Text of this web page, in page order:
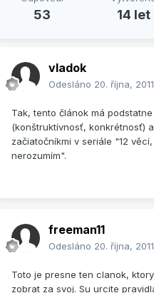
53 14 let
vladok
Odesláno 20. října, 2011
Tak, tento článok má
(konštruktívnosť, konkrétnosť)
začiatočníkmi v seriále "12
nerozumím".
freeman11
Odesláno 20. října, 2011
Toto je presne ten clanok,
zobrat za svoj. Su urcite